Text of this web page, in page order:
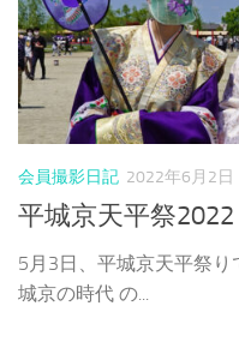
会員撮影日記 2022年6月2日
平城京天平祭2022
5月3日、平城京天平祭
城京の時代 の...